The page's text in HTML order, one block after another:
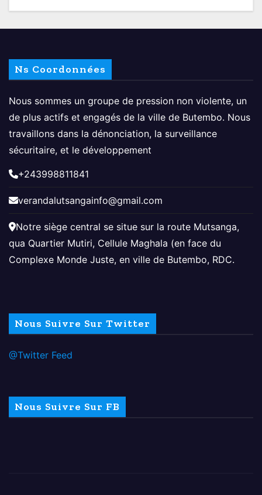
Ns Coordonnées
Nous sommes un groupe de pression non violente, un
de plus actifs et engagés de la ville de Butembo. Nous
travaillons dans la dénonciation, la surveillance
sécuritaire, et le développement
+243998811841
verandalutsangainfo@gmail.com
Notre siège central se situe sur la route Mutsanga,
qua Quartier Mutiri, Cellule Maghala (en face du
Complexe Monde Juste, en ville de Butembo, RDC.
Nous Suivre Sur Twitter
@Twitter Feed
Nous Suivre Sur FB